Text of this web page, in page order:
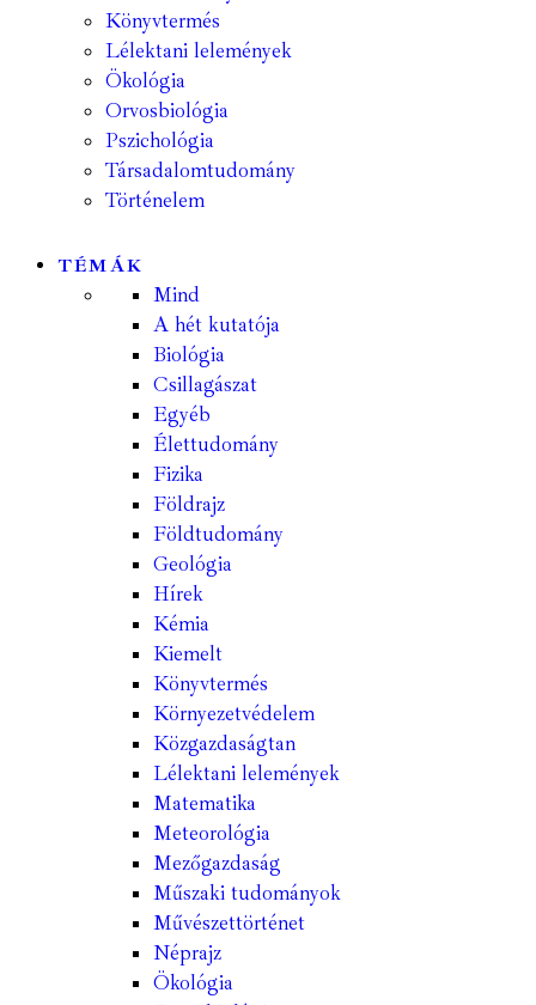
Könyvtermés
Lélektani lelemények
Ökológia
Orvosbiológia
Pszichológia
Társadalomtudomány
Történelem
TÉMÁK
Mind
A hét kutatója
Biológia
Csillagászat
Egyéb
Élettudomány
Fizika
Földrajz
Földtudomány
Geológia
Hírek
Kémia
Kiemelt
Könyvtermés
Környezetvédelem
Közgazdaságtan
Lélektani lelemények
Matematika
Meteorológia
Mezőgazdaság
Műszaki tudományok
Művészettörténet
Néprajz
Ökológia